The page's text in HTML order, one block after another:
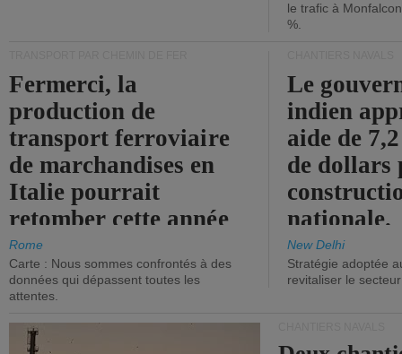
le trafic à
%.
Fermerci, la
production de
transport ferroviaire
de marchandises en
Italie pourrait
retomber cette année
aux niveaux de 2015.
Rome
Carte : Nous sommes confrontés à des
données qui dépassent toutes les
attentes.
Le
indien
aide de
de dollars
nationale.
New Delhi
Stratégie adoptée
revitaliser le secteur